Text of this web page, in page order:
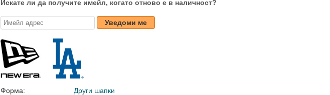
Искате ли да получите имейл, когато отново е в наличност?
Уведоми ме
Форма:
Други шапки